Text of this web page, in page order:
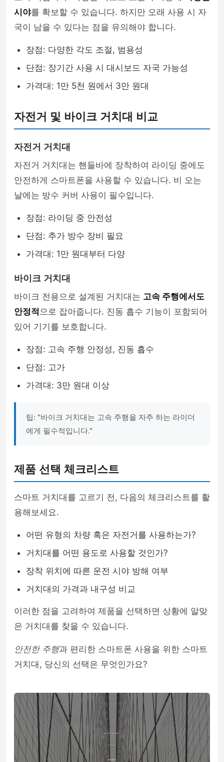
시야를 확보할 수 있습니다. 하지만 오래 사용 시 자
국이 남을 수 있다는 점을 유의해야 합니다.
장점: 다양한 각도 조절, 범용성
단점: 장기간 사용 시 대시보드 자국 가능성
가격대: 1만 5천 원에서 3만 원대
자전거 및 바이크 거치대 비교
자전거 거치대
자전거 거치대는 핸들바에 장착하여 라이딩 중에도
안전하게 스마트폰을 사용할 수 있습니다. 비 오는
날에는 방수 커버 사용이 필수입니다.
장점: 라이딩 중 안전성
단점: 추가 방수 장비 필요
가격대: 1만 원대부터 다양
바이크 거치대
바이크 전용으로 설계된 거치대는 고속 주행에서도
안정적으로 잡아줍니다. 진동 흡수 기능이 포함되어
있어 기기를 보호합니다.
장점: 고속 주행 안정성, 진동 흡수
단점: 고가
가격대: 3만 원대 이상
팁: "바이크 거치대는 고속 주행을 자주 하는 라이더
에게 필수적입니다."
제품 선택 체크리스트
스마트 거치대를 고르기 전, 다음의 체크리스트를 활
용해보세요.
어떤 유형의 차량 혹은 자전거를 사용하는가?
거치대를 어떤 용도로 사용할 것인가?
장착 위치에 따른 운전 시야 방해 여부
거치대의 가격과 내구성 비교
이러한 점을 고려하여 제품을 선택하면 상황에 알맞
은 거치대를 찾을 수 있습니다.
안전한 주행과 편리한 스마트폰 사용을 위한 스마트
거치대, 당신의 선택은 무엇인가요?